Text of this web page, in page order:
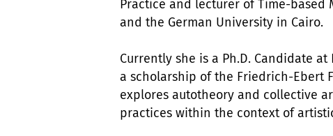
Practice and lecturer of Time-based
and the German University in Cairo.
Currently she is a Ph.D. Candidate
a scholarship of the Friedrich-Ebert
explores autotheory and collective
practices within the context of